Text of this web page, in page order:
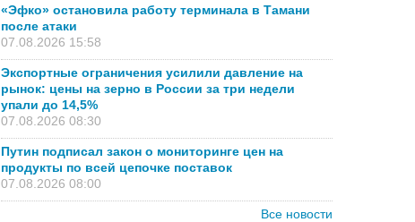
«Эфко» остановила работу терминала в Тамани
после атаки
07.08.2026 15:58
Экспортные ограничения усилили давление на
рынок: цены на зерно в России за три недели
упали до 14,5%
07.08.2026 08:30
Путин подписал закон о мониторинге цен на
продукты по всей цепочке поставок
07.08.2026 08:00
Все новости